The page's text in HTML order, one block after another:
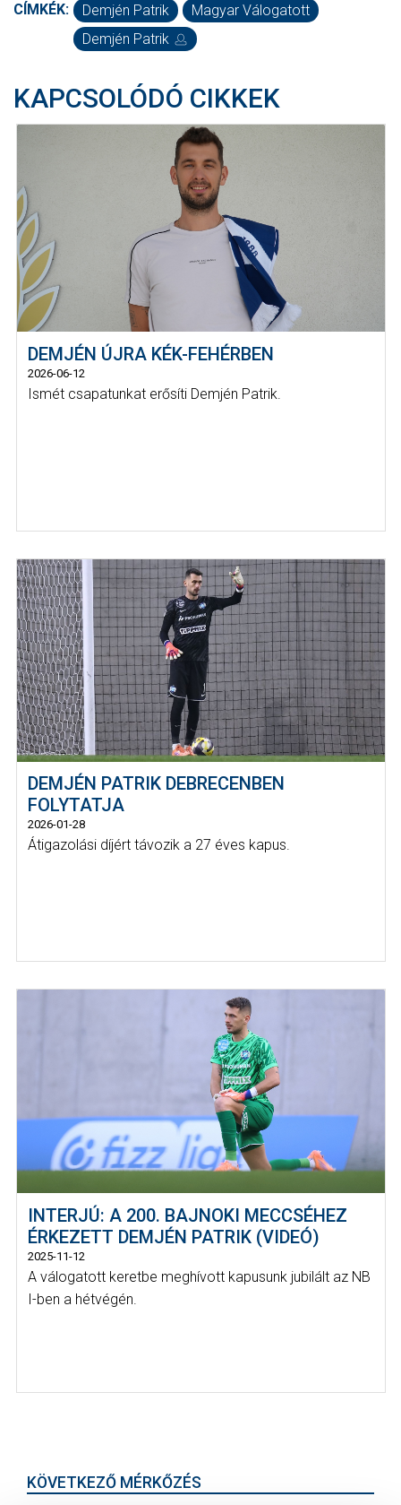
CÍMKÉK: Demjén Patrik
Magyar Válogatott
Demjén Patrik
KAPCSOLÓDÓ CIKKEK
DEMJÉN ÚJRA KÉK-FEHÉRBEN
2026-06-12
Ismét csapatunkat erősíti Demjén Patrik.
DEMJÉN PATRIK DEBRECENBEN
FOLYTATJA
2026-01-28
Átigazolási díjért távozik a 27 éves kapus.
INTERJÚ: A 200. BAJNOKI MECCSÉHEZ
ÉRKEZETT DEMJÉN PATRIK (VIDEÓ)
2025-11-12
A válogatott keretbe meghívott kapusunk jubilált az NB
I-ben a hétvégén.
KÖVETKEZŐ MÉRKŐZÉS